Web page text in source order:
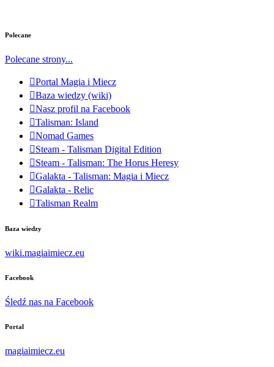
Polecane
Polecane strony...
Portal Magia i Miecz
Baza wiedzy (wiki)
Nasz profil na Facebook
Talisman: Island
Nomad Games
Steam - Talisman Digital Edition
Steam - Talisman: The Horus Heresy
Galakta - Talisman: Magia i Miecz
Galakta - Relic
Talisman Realm
Baza wiedzy
wiki.magiaimiecz.eu
Facebook
Śledź nas na Facebook
Portal
magiaimiecz.eu